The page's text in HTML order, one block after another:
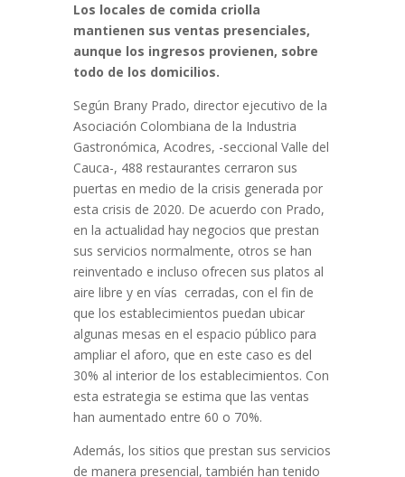
Los locales de comida criolla
mantienen sus ventas presenciales,
aunque los ingresos provienen, sobre
todo de los domicilios.
Según Brany Prado, director ejecutivo de la
Asociación Colombiana de la Industria
Gastronómica, Acodres, -seccional Valle del
Cauca-, 488 restaurantes cerraron sus
puertas en medio de la crisis generada por
esta crisis de 2020. De acuerdo con Prado,
en la actualidad hay negocios que prestan
sus servicios normalmente, otros se han
reinventado e incluso ofrecen sus platos al
aire libre y en vías cerradas, con el fin de
que los establecimientos puedan ubicar
algunas mesas en el espacio público para
ampliar el aforo, que en este caso es del
30% al interior de los establecimientos. Con
esta estrategia se estima que las ventas
han aumentado entre 60 o 70%.
Además, los sitios que prestan sus servicios
de manera presencial, también han tenido